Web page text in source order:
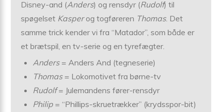
Disney-and (Anders) og rensdyr (Rudolf) til
spøgelset Kasperog togføreren Thomas. Det
samme trick kender vi fra “Matador”, som både er
et brætspil, en tv-serie og en tyrefægter.
Anders= Anders And (tegneserie)
Thomas= Lokomotivet fra børne-tv
Rudolf= Julemandens fører-rensdyr
Philip = “Phillips-skruetrækker” (krydsspor-bit)